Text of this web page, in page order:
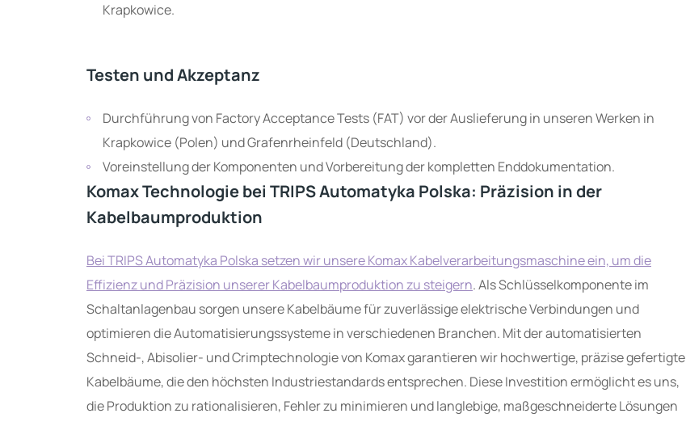
Krapkowice.
Testen und Akzeptanz
Durchführung von Factory Acceptance Tests (FAT) vor der Auslieferung in unseren Werken in
Krapkowice (Polen) und Grafenrheinfeld (Deutschland).
Voreinstellung der Komponenten und Vorbereitung der kompletten Enddokumentation.
Komax Technologie bei TRIPS Automatyka Polska: Präzision in der
Kabelbaumproduktion
Bei TRIPS Automatyka Polska setzen wir unsere Komax Kabelverarbeitungsmaschine ein, um die
Effizienz und Präzision unserer Kabelbaumproduktion zu steigern. Als Schlüsselkomponente im
Schaltanlagenbau sorgen unsere Kabelbäume für zuverlässige elektrische Verbindungen und
optimieren die Automatisierungssysteme in verschiedenen Branchen. Mit der automatisierten
Schneid-, Abisolier- und Crimptechnologie von Komax garantieren wir hochwertige, präzise gefertigte
Kabelbäume, die den höchsten Industriestandards entsprechen. Diese Investition ermöglicht es uns,
die Produktion zu rationalisieren, Fehler zu minimieren und langlebige, maßgeschneiderte Lösungen